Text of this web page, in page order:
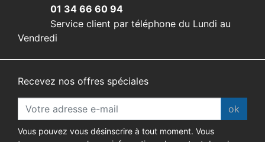
01 34 66 60 94
Service client par téléphone du Lundi au
Vendredi
Recevez nos offres spéciales
ok
Vous pouvez vous désinscrire à tout moment. Vous